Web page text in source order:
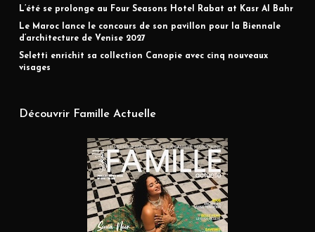
L’été se prolonge au Four Seasons Hotel Rabat at Kasr Al Bahr
Le Maroc lance le concours de son pavillon pour la Biennale
d’architecture de Venise 2027
Seletti enrichit sa collection Canopie avec cinq nouveaux
visages
Découvrir Famille Actuelle